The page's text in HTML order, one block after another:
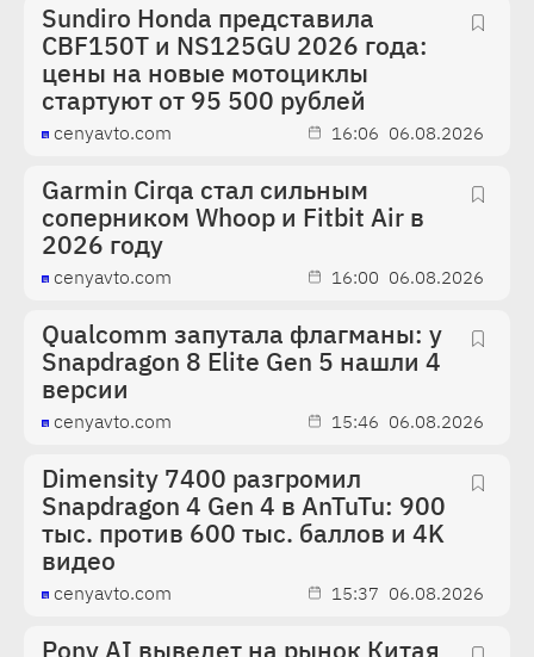
Sundiro Honda представила
CBF150T и NS125GU 2026 года:
цены на новые мотоциклы
стартуют от 95 500 рублей
cenyavto.com 16:06 06.08.2026
Garmin Cirqa стал сильным
соперником Whoop и Fitbit Air в
2026 году
cenyavto.com 16:00 06.08.2026
Qualcomm запутала флагманы: у
Snapdragon 8 Elite Gen 5 нашли 4
версии
cenyavto.com 15:46 06.08.2026
Dimensity 7400 разгромил
Snapdragon 4 Gen 4 в AnTuTu: 900
тыс. против 600 тыс. баллов и 4K
видео
cenyavto.com 15:37 06.08.2026
Pony AI выведет на рынок Китая